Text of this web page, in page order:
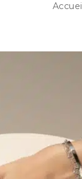
Accueil